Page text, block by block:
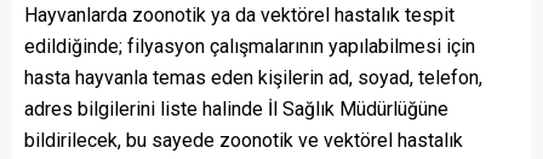
Hayvanlarda zoonotik ya da vektörel hastalık tespit
edildiğinde; filyasyon çalışmalarının yapılabilmesi için
hasta hayvanla temas eden kişilerin ad, soyad, telefon,
adres bilgilerini liste halinde İl Sağlık Müdürlüğüne
bildirilecek, bu sayede zoonotik ve vektörel hastalık